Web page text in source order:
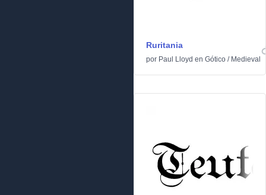
Ruritania
por Paul Lloyd en Gótico / Medieval